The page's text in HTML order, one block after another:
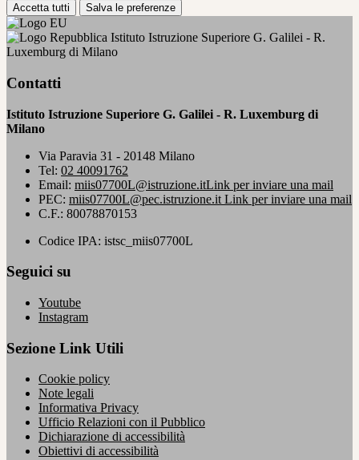
Accetta tutti Salva le preferenze
Istituto Istruzione Superiore G. Galilei - R.
Luxemburg di Milano
Contatti
Istituto Istruzione Superiore G. Galilei - R. Luxemburg di
Milano
Via Paravia 31 - 20148 Milano
Tel: 02 40091762
Email: miis07700L@istruzione.itLink per inviare una mail
PEC: miis07700L@pec.istruzione.it Link per inviare una mail
C.F.: 80078870153
Codice IPA: istsc_miis07700L
Seguici su
Youtube
Instagram
Sezione Link Utili
Cookie policy
Note legali
Informativa Privacy
Ufficio Relazioni con il Pubblico
Dichiarazione di accessibilità
Obiettivi di accessibilità